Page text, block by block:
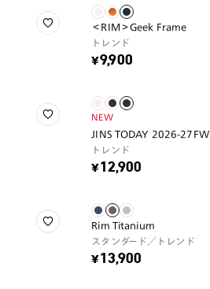
＜RIM＞Geek Frame
トレンド
¥9,900
NEW
JINS TODAY 2026-27FW
トレンド
¥12,900
Rim Titanium
スタンダード／トレンド
¥13,900